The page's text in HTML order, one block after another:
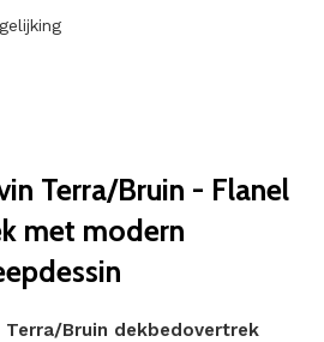
Terra/Bruin - Flanel
met modern
Terra/Bruin dekbedovertrek